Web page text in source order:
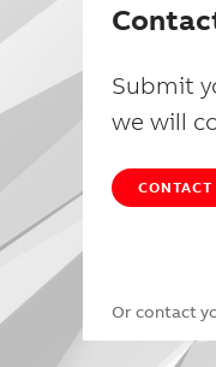
Submit
we will
CONTACT
Or contact